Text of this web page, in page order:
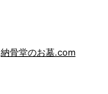
納骨堂のお墓.com